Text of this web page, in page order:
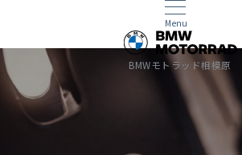
Menu
BMWモトラッド相模原